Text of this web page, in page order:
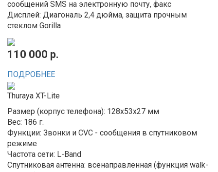
сообщений SMS на электронную почту, факс
Дисплей: Диагональ 2,4 дюйма, защита прочным
стеклом Gorilla
110 000 р.
ПОДРОБНЕЕ
Thuraya XT-Lite
Размер (корпус телефона): 128x53x27 мм
Вес: 186 г.
Функции: Звонки и CVC - сообщения в спутниковом
режиме
Частота сети: L-Band
Спутниковая антенна: всенаправленная (функция walk-